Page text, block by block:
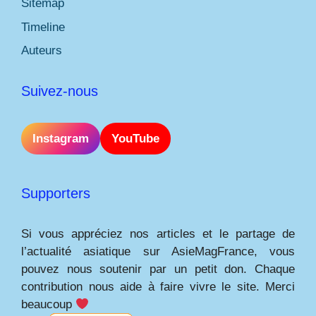
Sitemap
Timeline
Auteurs
Suivez-nous
Instagram YouTube
Supporters
Si vous appréciez nos articles et le partage de
l’actualité asiatique sur AsieMagFrance, vous
pouvez nous soutenir par un petit don. Chaque
contribution nous aide à faire vivre le site. Merci
beaucoup